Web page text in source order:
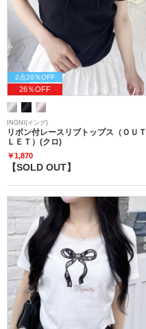
2点20％OFF
26％OFF
INGNI(イング)
リボン付レースリブトップス（ＯＵＴ
ＬＥＴ）(クロ)
￥1,870
【SOLD OUT】